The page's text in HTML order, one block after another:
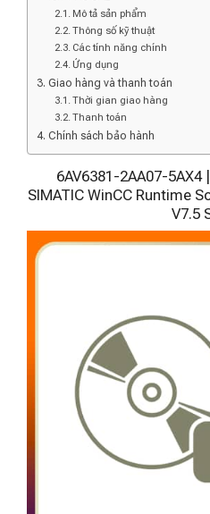
Mô tả sản phẩm
Thông số kỹ thuật
Các tính năng chính
Ứng dụng
Giao hàng và thanh toán
Thời gian giao hàng
Thanh toán
Chính sách bảo hành
6AV6381-2AA07-
SIMATIC WinCC Runtime
V7.5